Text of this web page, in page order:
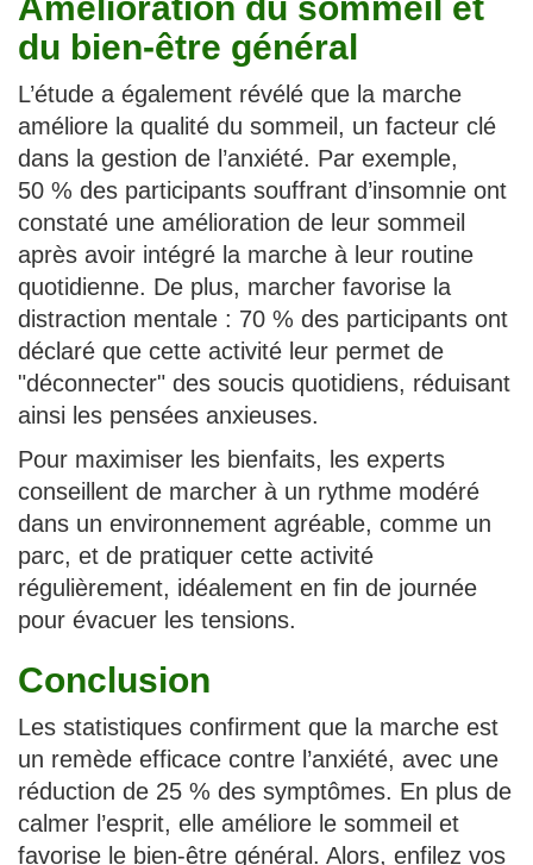
du bien-être général
L’étude a également révélé que la marche
améliore la qualité du sommeil, un facteur clé
dans la gestion de l’anxiété. Par exemple,
50 % des participants souffrant d’insomnie ont
constaté une amélioration de leur sommeil
après avoir intégré la marche à leur routine
quotidienne. De plus, marcher favorise la
distraction mentale : 70 % des participants ont
déclaré que cette activité leur permet de
"déconnecter" des soucis quotidiens, réduisant
ainsi les pensées anxieuses.
Pour maximiser les bienfaits, les experts
conseillent de marcher à un rythme modéré
dans un environnement agréable, comme un
parc, et de pratiquer cette activité
régulièrement, idéalement en fin de journée
pour évacuer les tensions.
Conclusion
Les statistiques confirment que la marche est
un remède efficace contre l’anxiété, avec une
réduction de 25 % des symptômes. En plus de
calmer l’esprit, elle améliore le sommeil et
favorise le bien-être général. Alors, enfilez vos